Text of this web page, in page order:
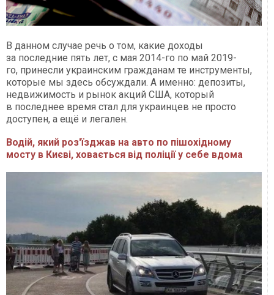
В данном случае речь о том, какие доходы
за последние пять лет, с мая 2014-го по май 2019-
го, принесли украинским гражданам те инструменты,
которые мы здесь обсуждали. А именно: депозиты,
недвижимость и рынок акций США, который
в последнее время стал для украинцев не просто
доступен, а ещё и легален.
Водій, який роз'їзджав на авто по пішохідному
мосту в Києві, ховається від поліції у себе вдома